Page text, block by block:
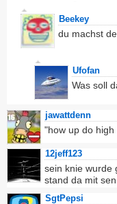
Beekey
du machst
Ufofan
Was soll
jawattdenn
"how up do high
12jeff123
sein knie wurde
stand da mit
SgtPepsi